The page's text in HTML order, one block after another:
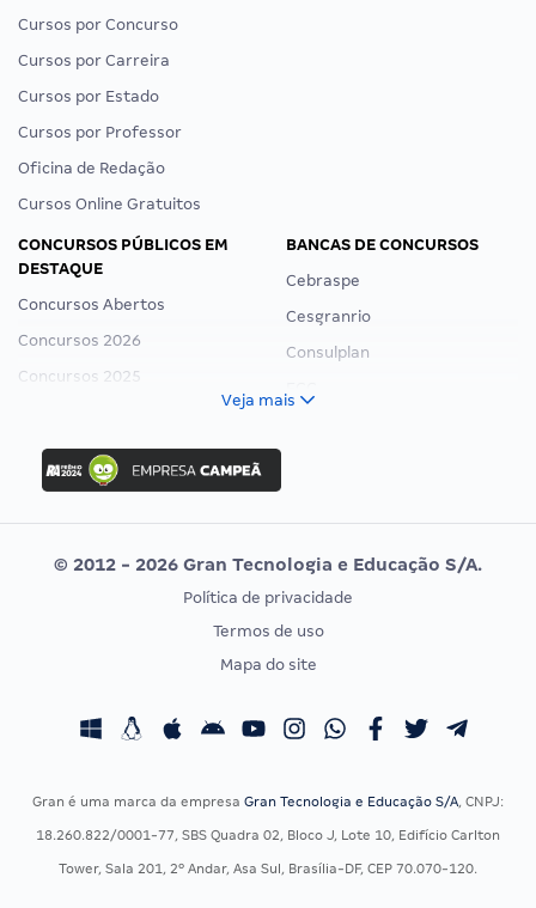
Cursos por Concurso
Cursos por Carreira
Cursos por Estado
Cursos por Professor
Oficina de Redação
Cursos Online Gratuitos
CONCURSOS PÚBLICOS EM
DESTAQUE
Concursos Abertos
Concursos 2026
Concursos 2025
Concurso Ibama
Concurso MPU
Editais publicados
BANCAS DE CONCURSOS
Cebraspe
Cesgranrio
Consulplan
Vunesp
CONCURSOS POR PROFISSÃO
Concursos Fiscais
Concursos Saúde
EXAME DE ORDEM
Calendário OAB
Veja mais
© 2012 - 2026 Gran Tecnologia e Educação S/A.
Política de privacidade
Termos de uso
Mapa do site
Gran é uma marca da empresa Gran Tecnologia e Educação S/A, CNPJ:
18.260.822/0001-77, SBS Quadra 02, Bloco J, Lote 10, Edifício Carlton
Tower, Sala 201, 2º Andar, Asa Sul, Brasília-DF, CEP 70.070-120.